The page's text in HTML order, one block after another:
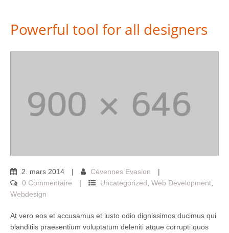
Powerful tool for all designers
2 mars 2014
Cévennes Evasion
0 Commentaire
Uncategorized Web Development
Webdesign
At vero eos et accusamus et iusto odio dignissimos ducimus qui
blanditiis praesentium voluptatum deleniti atque corrupti quos